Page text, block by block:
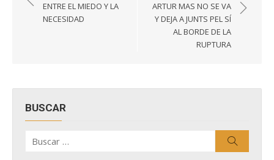
entradas
ENTRE EL MIEDO Y LA
NECESIDAD
ARTUR MAS NO SE VA
Y DEJA A JUNTS PEL SÍ
AL BORDE DE LA
RUPTURA
BUSCAR
por: